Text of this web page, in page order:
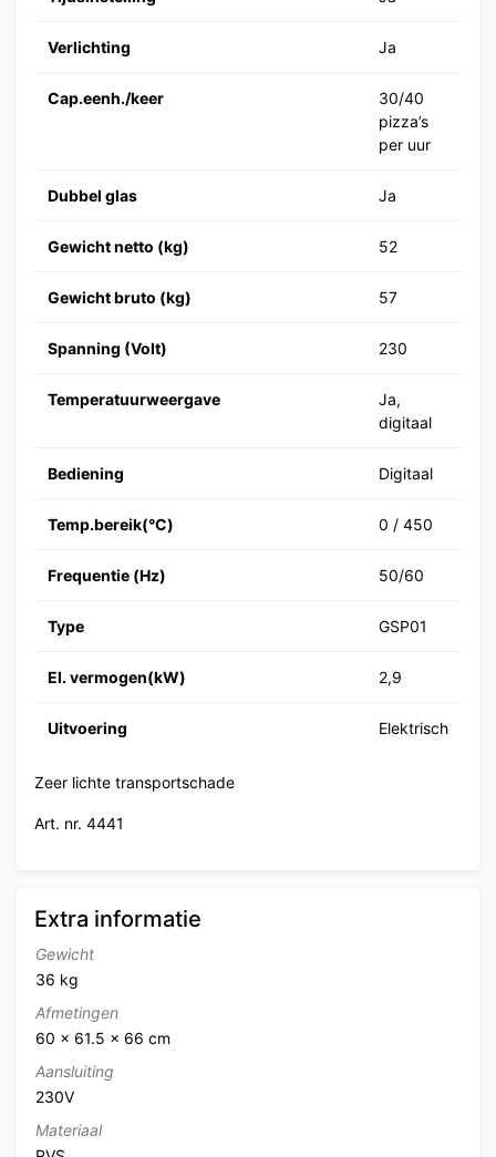
Verlichting Ja
Cap.eenh./keer
30/40
pizza’s
per uur
Dubbel glas Ja
Gewicht netto (kg) 52
Gewicht bruto (kg) 57
Spanning (Volt) 230
Temperatuurweergave
Ja,
digitaal
Bediening Digitaal
Temp.bereik(°C) 0 / 450
Frequentie (Hz) 50/60
Type GSP01
El. vermogen(kW) 2,9
Uitvoering Elektrisch
Zeer lichte transportschade
Art. nr. 4441
Extra informatie
Gewicht
36 kg
Afmetingen
60 × 61.5 × 66 cm
Aansluiting
230V
Materiaal